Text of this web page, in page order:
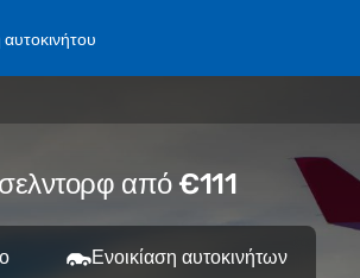
αυτοκινήτου
από €111
Ενοικίαση αυτοκινήτων